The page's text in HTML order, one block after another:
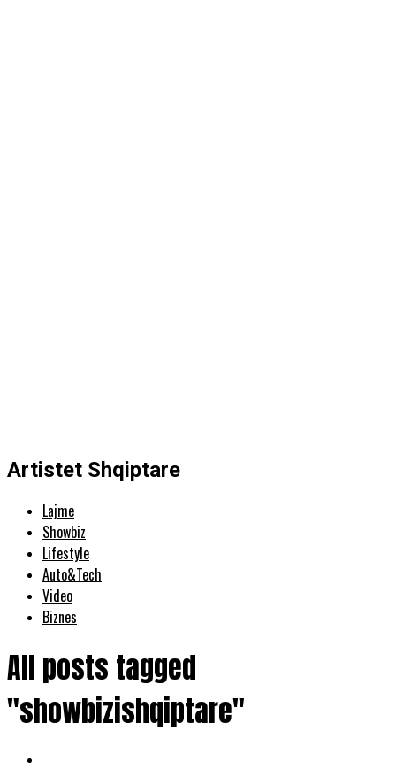
Artistet Shqiptare
Lajme
Showbiz
Lifestyle
Auto&Tech
Video
Biznes
All posts tagged
"showbizishqiptare"